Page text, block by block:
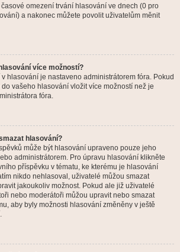
časové omezení trvání hlasování ve dnech (0 pro
a nakonec můžete povolit uživatelům měnit
více možností?
hlasování je nastaveno administrátorem fóra. Pokud
vašeho hlasování vložit více možností než je
fóra.
hlasování?
může být hlasování upraveno pouze jeho
administrátorem. Pro úpravu hlasování klikněte
příspěvku v tématu, ke kterému je hlasování
nikdo nehlasoval, uživatelé můžou smazat
jakoukoliv možnost. Pokud ale již uživatelé
nebo moderátoři můžou upravit nebo smazat
aby byly možnosti hlasování změněny v ještě